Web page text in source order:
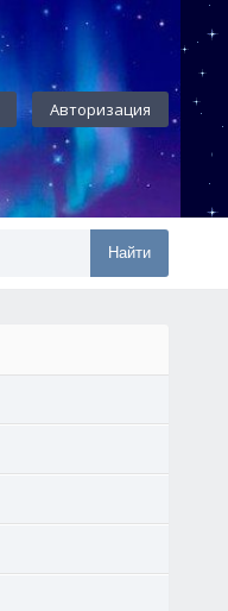
Авторизация
Найти